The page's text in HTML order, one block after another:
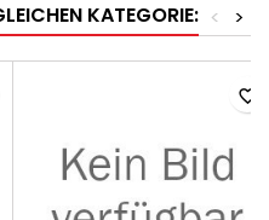
KATEGORIE: >
<
favorite_border